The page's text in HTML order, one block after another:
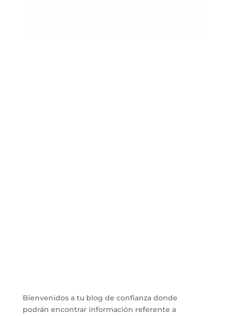
Bienvenidos a tu blog de confianza donde
podrán encontrar información referente a